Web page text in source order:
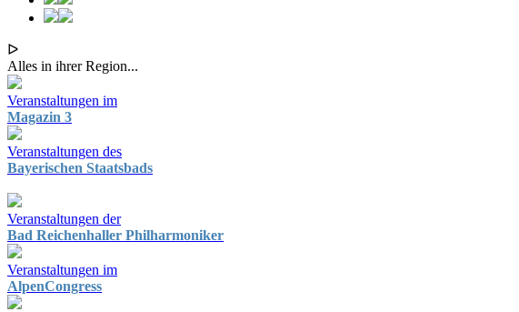
ᐅ
Alles in ihrer Region...
Veranstaltungen im
Magazin 3
Veranstaltungen des
Bayerischen Staatsbads
Veranstaltungen der
Bad Reichenhaller Philharmoniker
Veranstaltungen im
AlpenCongress